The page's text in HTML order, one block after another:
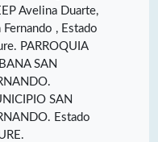
Avelina Duarte,
Fernando , Estado
PARROQUIA
SAN
SAN
Estado